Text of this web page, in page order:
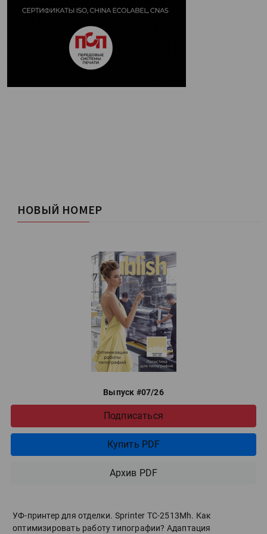
НОВЫЙ НОМЕР
Выпуск #07/26
Подписаться
Купить PDF
Архив PDF
УФ-принтер для отделки. Sprinter ТС-2513Mh. Как
оптимизировать работу типографии? Адаптация